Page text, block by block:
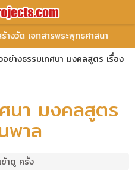
างวัด เอกสารพระพุทธศาสนา
อย่างธรรมเทศนา มงคลสูตร เรื่อง
นา มงคลสูตร
พาล
เข้าดู ครั้ง